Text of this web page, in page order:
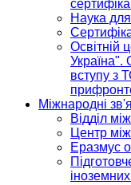
Наука
Освітній
Україна".
вступу з
Міжнародні
Відділ
Центр
Еразмус